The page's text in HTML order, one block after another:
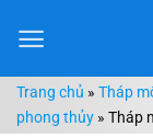
đến
dungTrang chủ » Tháp
phong thủy » Tháp